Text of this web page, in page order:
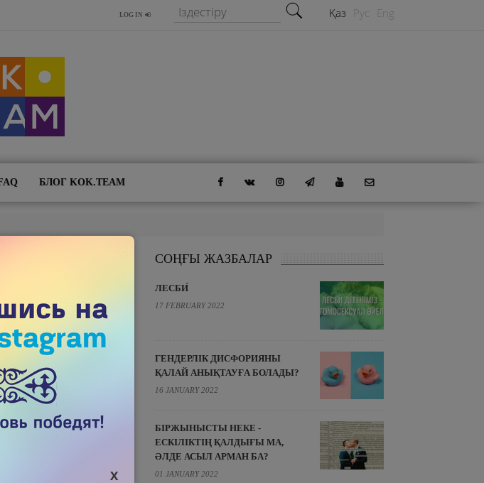
LOG IN
Іздестіру формасы
Іздестіру Қаз Рус Eng
БЛОГ KOK.TEAM
СОҢҒЫ ЖАЗБАЛАР
ЛЕСБИ́
17 FEBRUARY 2022
ГЕНДЕРЛІК ДИСФОРИЯНЫ
ҚАЛАЙ АНЫҚТАУҒА БОЛАДЫ?
16 JANUARY 2022
БІРЖЫНЫСТЫ НЕКЕ -
ЕСКІЛІКТІҢ ҚАЛДЫҒЫ МА,
ӘЛДЕ АСЫЛ АРМАН БА?
01 JANUARY 2022